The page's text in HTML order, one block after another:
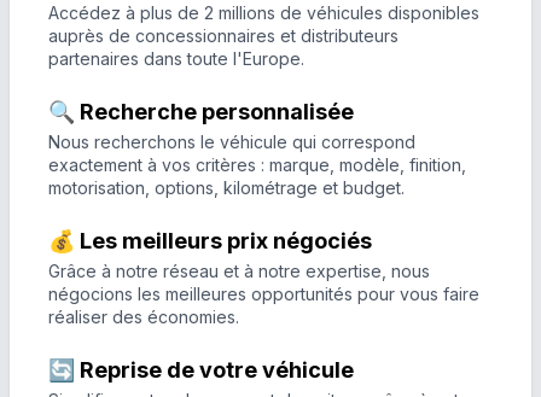
Accédez à plus de 2 millions de véhicules disponibles
auprès de concessionnaires et distributeurs
partenaires dans toute l'Europe.
🔍 Recherche personnalisée
Nous recherchons le véhicule qui correspond
exactement à vos critères : marque, modèle, finition,
motorisation, options, kilométrage et budget.
💰 Les meilleurs prix négociés
Grâce à notre réseau et à notre expertise, nous
négocions les meilleures opportunités pour vous faire
réaliser des économies.
🔄 Reprise de votre véhicule